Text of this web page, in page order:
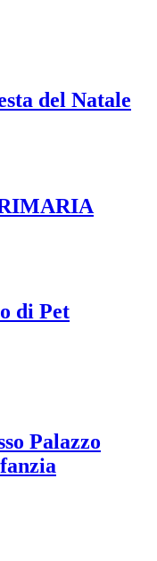
del Natale
di Pet
Palazzo